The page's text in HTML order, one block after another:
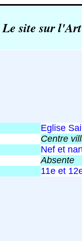
Le site sur
Eglise
Centre
Nef et
Absente
11e et